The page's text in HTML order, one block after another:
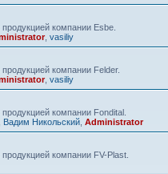
компании Esbe.
, vasiliy
компании Felder.
, vasiliy
компании Fondital.
Вадим Никольский Administrator
компании FV-Plast.